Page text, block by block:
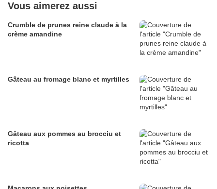
Vous aimerez aussi
Crumble de prunes reine claude à la
crème amandine
Gâteau au fromage blanc et myrtilles
Gâteau aux pommes au brocciu et
ricotta